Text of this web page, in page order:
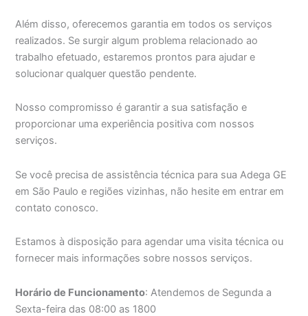
Além disso, oferecemos garantia em todos os serviços
realizados. Se surgir algum problema relacionado ao
trabalho efetuado, estaremos prontos para ajudar e
solucionar qualquer questão pendente.
Nosso compromisso é garantir a sua satisfação e
proporcionar uma experiência positiva com nossos
serviços.
Se você precisa de assistência técnica para sua Adega GE
em São Paulo e regiões vizinhas, não hesite em entrar em
contato conosco.
Estamos à disposição para agendar uma visita técnica ou
fornecer mais informações sobre nossos serviços.
Horário de Funcionamento: Atendemos de Segunda a
Sexta-feira das 08:00 as 1800